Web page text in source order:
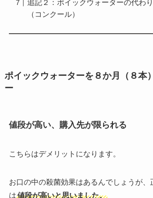
追記２：ポイックウォーターの代わ
（コンクール）
ポイックウォーターを８か月（８本
ー
値段が高い、購入先が限られる
こちらはデメリットになります。
お口の中の殺菌効果はあるんでしょうが、
は値段が高いと思いました。